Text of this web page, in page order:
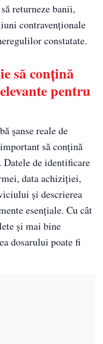
returneze banii,
contravenționale
constatate.
să conțină
pentru
șanse reale de
să conțină
de identificare
data achiziției,
și descrierea
esențiale. Cu cât
și mai bine
dosarului poate fi